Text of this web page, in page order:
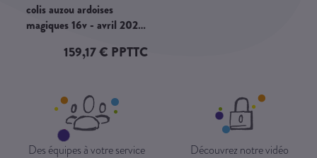
colis auzou ardoises
magiques 16v - avril 2026
159,17 € PPTTC
Des équipes à votre service Découvrez notre vidéo